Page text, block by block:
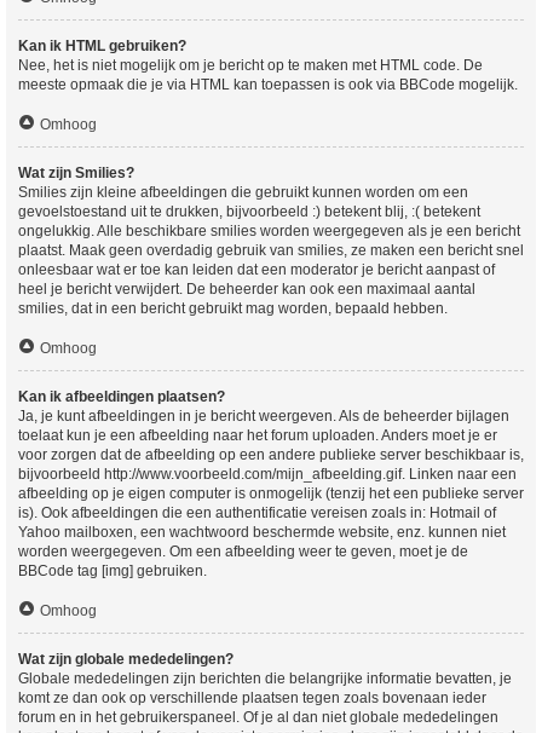
Kan ik HTML gebruiken?
Nee, het is niet mogelijk om je bericht op te maken met HTML code. De
meeste opmaak die je via HTML kan toepassen is ook via BBCode mogelijk.
Omhoog
Wat zijn Smilies?
Smilies zijn kleine afbeeldingen die gebruikt kunnen worden om een
gevoelstoestand uit te drukken, bijvoorbeeld :) betekent blij, :( betekent
ongelukkig. Alle beschikbare smilies worden weergegeven als je een bericht
plaatst. Maak geen overdadig gebruik van smilies, ze maken een bericht snel
onleesbaar wat er toe kan leiden dat een moderator je bericht aanpast of
heel je bericht verwijdert. De beheerder kan ook een maximaal aantal
smilies, dat in een bericht gebruikt mag worden, bepaald hebben.
Omhoog
Kan ik afbeeldingen plaatsen?
Ja, je kunt afbeeldingen in je bericht weergeven. Als de beheerder bijlagen
toelaat kun je een afbeelding naar het forum uploaden. Anders moet je er
voor zorgen dat de afbeelding op een andere publieke server beschikbaar is,
bijvoorbeeld http://www.voorbeeld.com/mijn_afbeelding.gif. Linken naar een
afbeelding op je eigen computer is onmogelijk (tenzij het een publieke server
is). Ook afbeeldingen die een authentificatie vereisen zoals in: Hotmail of
Yahoo mailboxen, een wachtwoord beschermde website, enz. kunnen niet
worden weergegeven. Om een afbeelding weer te geven, moet je de
BBCode tag [img] gebruiken.
Omhoog
Wat zijn globale mededelingen?
Globale mededelingen zijn berichten die belangrijke informatie bevatten, je
komt ze dan ook op verschillende plaatsen tegen zoals bovenaan ieder
forum en in het gebruikerspaneel. Of je al dan niet globale mededelingen